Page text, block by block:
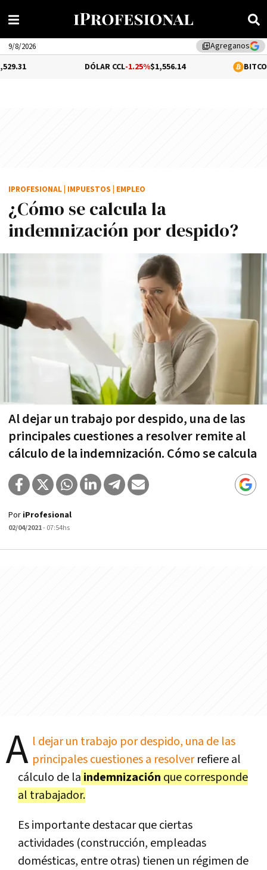
library_addAgreganos
9/8/2026
-1.25%$1,556.14 BITCOIN0.31%
¿Cómo se calcula la
indemnización por despido?
Al dejar un trabajo por despido, una de las
principales cuestiones a resolver remite al
cálculo de la indemnización. Cómo se calcula
IPROFESIONAL IMPUESTOS EMPLEO
Por iProfesional
02/04/2021- 07:54hs
A l dejar un trabajo por despido, una de las
principales cuestiones a resolverrefiere al
cálculo de la indemnización que corresponde
al trabajador.
Es importante destacar que ciertas
actividades (construcción, empleadas
domésticas, entre otras) tienen un régimen de